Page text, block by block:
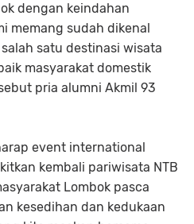
dengan keindahan
memang sudah dikenal
satu destinasi wisata
masyarakat domestik
pria alumni Akmil 93
event international
kembali pariwisata NTB
Lombok pasca
kesedihan dan kedukaan